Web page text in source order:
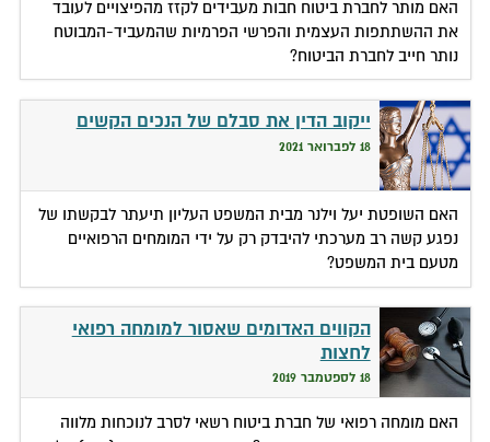
האם מותר לחברת ביטוח חבות מעבידים לקזז מהפיצויים לעובד
את ההשתתפות העצמית והפרשי הפרמיות שהמעביד-המבוטח
נותר חייב לחברת הביטוח?
ייקוב הדין את סבלם של הנכים הקשים
18 לפברואר 2021
האם השופטת יעל וילנר מבית המשפט העליון תיעתר לבקשתו של
נפגע קשה רב מערכתי להיבדק רק על ידי המומחים הרפואיים
מטעם בית המשפט?
הקווים האדומים שאסור למומחה רפואי
לחצות
18 לספטמבר 2019
האם מומחה רפואי של חברת ביטוח רשאי לסרב לנוכחות מלווה